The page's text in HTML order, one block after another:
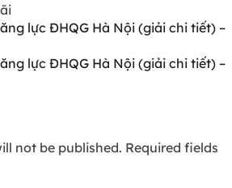
lực ĐHQG Hà Nội (giải chi tiết) –
lực ĐHQG Hà Nội (giải chi tiết) –
not be published. Required fields